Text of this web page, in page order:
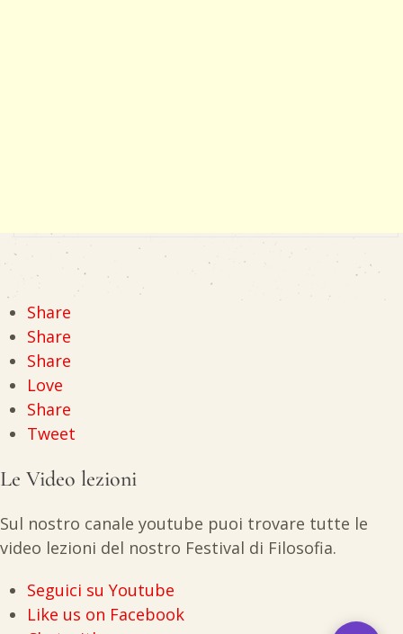
Share
Share
Share
Love
Share
Tweet
Le Video lezioni
Sul nostro canale youtube puoi trovare tutte le
video lezioni del nostro Festival di Filosofia.
Seguici su Youtube
Like us on Facebook